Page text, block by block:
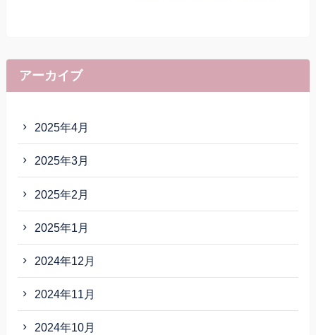
アーカイブ
2025年4月
2025年3月
2025年2月
2025年1月
2024年12月
2024年11月
2024年10月